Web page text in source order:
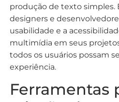
produção de texto simples.
designers e
usabilidade e a
multimídia em seus
todos os usuários possam
experiência.
Ferramentas